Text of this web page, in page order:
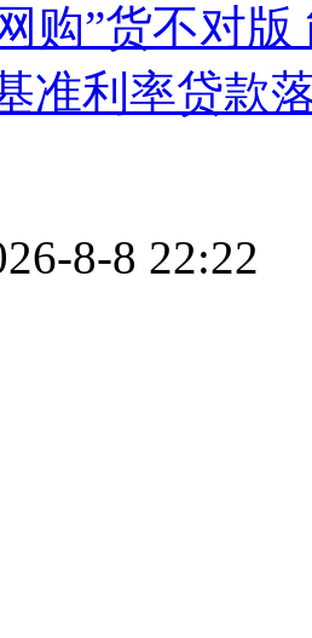
购”货不对
准利率贷款
8-8 22:22